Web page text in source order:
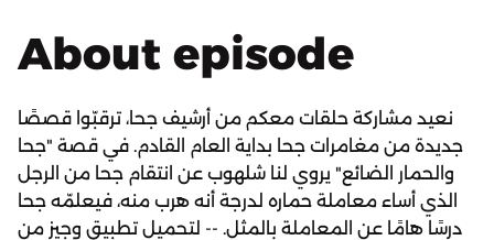
About episode
نعيد مشاركة حلقات معكم من أرشيف جحا، ترقبّوا قصصًا
جديدة من مغامرات جحا بداية العام القادم. في قصة "جحا
والحمار الضائع" يروي لنا شلهوب عن انتقام جحا من الرجل
الذي أساء معاملة حماره لدرجة أنه هرب منه، فيعلمّه جحا
درسًا هامًا عن المعاملة بالمثل. -- لتحميل تطبيق وجيز من